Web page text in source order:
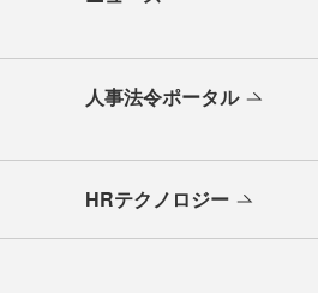
人事法令ポータル
HRテクノロジー